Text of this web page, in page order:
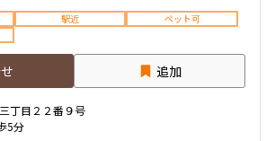
駅近
ペット可
追加
丁目２２番９号
5分